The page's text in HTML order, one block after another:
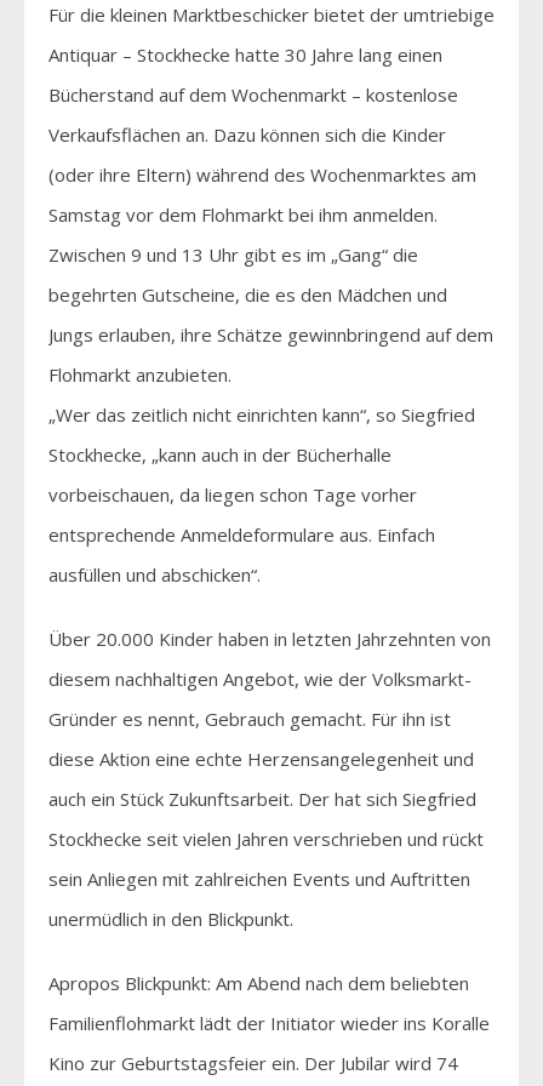
Für die kleinen Marktbeschicker bietet der umtriebige
Antiquar – Stockhecke hatte 30 Jahre lang einen
Bücherstand auf dem Wochenmarkt – kostenlose
Verkaufsflächen an. Dazu können sich die Kinder
(oder ihre Eltern) während des Wochenmarktes am
Samstag vor dem Flohmarkt bei ihm anmelden.
Zwischen 9 und 13 Uhr gibt es im „Gang“ die
begehrten Gutscheine, die es den Mädchen und
Jungs erlauben, ihre Schätze gewinnbringend auf dem
Flohmarkt anzubieten.
„Wer das zeitlich nicht einrichten kann“, so Siegfried
Stockhecke, „kann auch in der Bücherhalle
vorbeischauen, da liegen schon Tage vorher
entsprechende Anmeldeformulare aus. Einfach
ausfüllen und abschicken“.
Über 20.000 Kinder haben in letzten Jahrzehnten von
diesem nachhaltigen Angebot, wie der Volksmarkt-
Gründer es nennt, Gebrauch gemacht. Für ihn ist
diese Aktion eine echte Herzensangelegenheit und
auch ein Stück Zukunftsarbeit. Der hat sich Siegfried
Stockhecke seit vielen Jahren verschrieben und rückt
sein Anliegen mit zahlreichen Events und Auftritten
unermüdlich in den Blickpunkt.
Apropos Blickpunkt: Am Abend nach dem beliebten
Familienflohmarkt lädt der Initiator wieder ins Koralle
Kino zur Geburtstagsfeier ein. Der Jubilar wird 74